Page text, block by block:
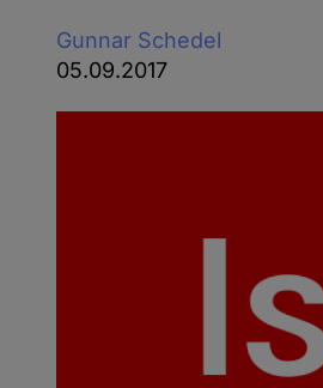
Gunnar Schedel
05.09.2017